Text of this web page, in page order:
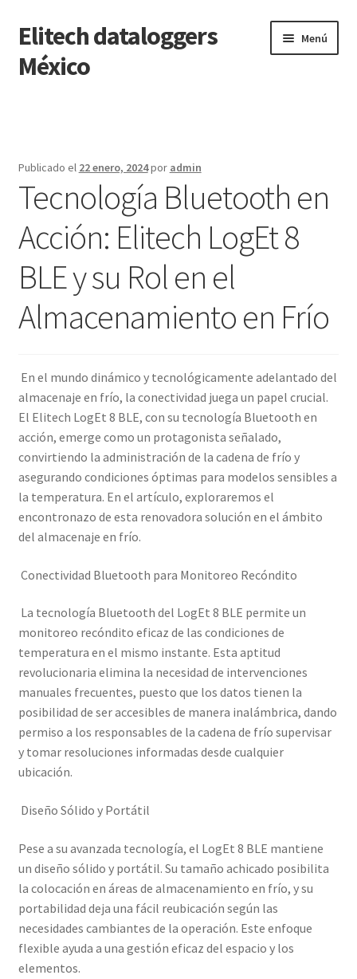
Saltar
a
navegación
Ir
al
contenido
Elitech dataloggers
México
Menú
Finalizar compra
Mi cuenta
Página de ejemplo
Tienda
Publicado el 22 enero, 2024por admin
Tecnología Bluetooth en
Acción: Elitech LogEt 8
BLE y su Rol en el
Almacenamiento en Frío
En el mundo dinámico y tecnológicamente adelantado del
almacenaje en frío, la conectividad juega un papel crucial.
El Elitech LogEt 8 BLE, con su tecnología Bluetooth en
acción, emerge como un protagonista señalado,
convirtiendo la administración de la cadena de frío y
asegurando condiciones óptimas para modelos sensibles a
la temperatura. En el artículo, exploraremos el
encontronazo de esta renovadora solución en el ámbito
del almacenaje en frío.
Conectividad Bluetooth para Monitoreo Recóndito
La tecnología Bluetooth del LogEt 8 BLE permite un
monitoreo recóndito eficaz de las condiciones de
temperatura en el mismo instante. Esta aptitud
revolucionaria elimina la necesidad de intervenciones
manuales frecuentes, puesto que los datos tienen la
posibilidad de ser accesibles de manera inalámbrica, dando
permiso a los responsables de la cadena de frío supervisar
y tomar resoluciones informadas desde cualquier
ubicación.
Diseño Sólido y Portátil
Pese a su avanzada tecnología, el LogEt 8 BLE mantiene
un diseño sólido y portátil. Su tamaño achicado posibilita
la colocación en áreas de almacenamiento en frío, y su
portabilidad deja una fácil reubicación según las
necesidades cambiantes de la operación. Este enfoque
flexible ayuda a una gestión eficaz del espacio y los
elementos.